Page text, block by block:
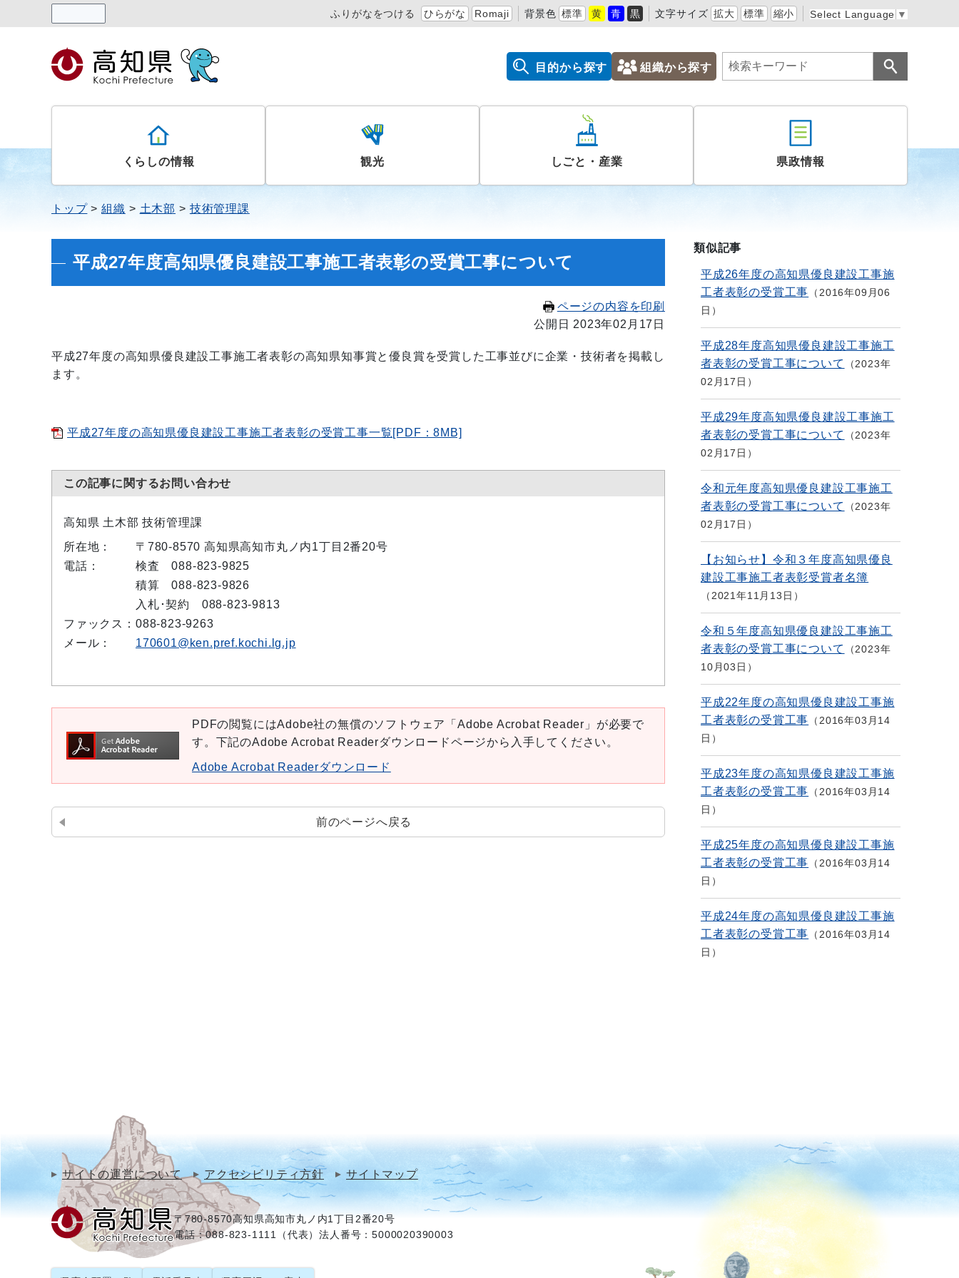
ふりがなをつける ひらがな Romaji 背景色 標準 黄 青 黒 文字サイズ 拡大 標準 縮小 Select Language ▼
目的から探す 組織から探す
くらしの情報 観光 しごと・産業 県政情報
トップ 組織 土木部 技術管理課
平成27年度高知県優良建設工事施工者表彰の受賞工事について
ページの内容を印刷
公開日 2023年02月17日
平成27年度の高知県優良建設工事施工者表彰の高知県知事賞と優良賞を受賞した工事並びに企業・技術者を掲載し
ます。
平成27年度の高知県優良建設工事施工者表彰の受賞工事一覧[PDF：8MB]
この記事に関するお問い合わせ
高知県 土木部 技術管理課
所在地：
〒780-8570 高知県高知市丸ノ内1丁目2番20号
電話：
検査 088-823-9825
積算 088-823-9826
入札･契約 088-823-9813
ファックス： 088-823-9263
メール：
170601@ken.pref.kochi.lg.jp
PDFの閲覧にはAdobe社の無償のソフトウェア「Adobe Acrobat Reader」が必要で
す。下記のAdobe Acrobat Readerダウンロードページから入手してください。
Adobe Acrobat Readerダウンロード
前のページへ戻る
類似記事
平成26年度の高知県優良建設工事施
工者表彰の受賞工事
2016年09月06
日
平成28年度高知県優良建設工事施工
者表彰の受賞工事について
2023年
02月17日
平成29年度高知県優良建設工事施工
者表彰の受賞工事について
2023年
02月17日
令和元年度高知県優良建設工事施工
者表彰の受賞工事について
2023年
02月17日
【お知らせ】令和３年度高知県優良
建設工事施工者表彰受賞者名簿
2021年11月13日
令和５年度高知県優良建設工事施工
者表彰の受賞工事について
2023年
10月03日
平成22年度の高知県優良建設工事施
工者表彰の受賞工事
2016年03月14
日
平成23年度の高知県優良建設工事施
工者表彰の受賞工事
2016年03月14
日
平成25年度の高知県優良建設工事施
工者表彰の受賞工事
2016年03月14
日
平成24年度の高知県優良建設工事施
工者表彰の受賞工事
2016年03月14
日
サイトの運営について アクセシビリティ方針 サイトマップ
〒780-8570高知県高知市丸ノ内1丁目2番20号
電話：088-823-1111（代表）法人番号：5000020390003